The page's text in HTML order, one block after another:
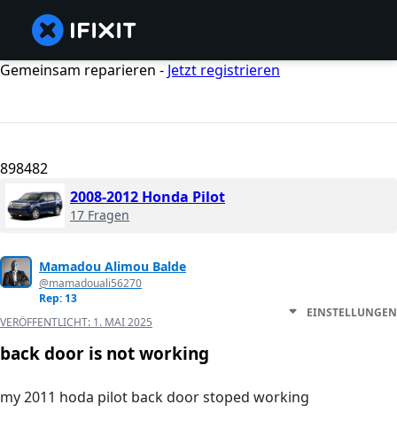
Gemeinsam reparieren - Jetzt registrieren
898482
2008-2012 Honda Pilot
17 Fragen
Mamadou Alimou Balde
@mamadouali56270
Rep: 13
VERÖFFENTLICHT: 1. MAI 2025
EINSTELLUNGEN
back door is not working
my 2011 hoda pilot back door stoped working